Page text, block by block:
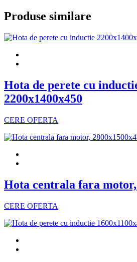
Produse similare
Hota de perete cu
2200x1400x450
CERE OFERTA
Hota centrala fara motor,
CERE OFERTA